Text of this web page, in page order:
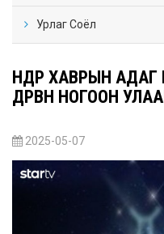
Урлаг Соёл
ӨНӨӨДӨР ХАВРЫН
ДӨРВӨН НОГООН
2025-05-07